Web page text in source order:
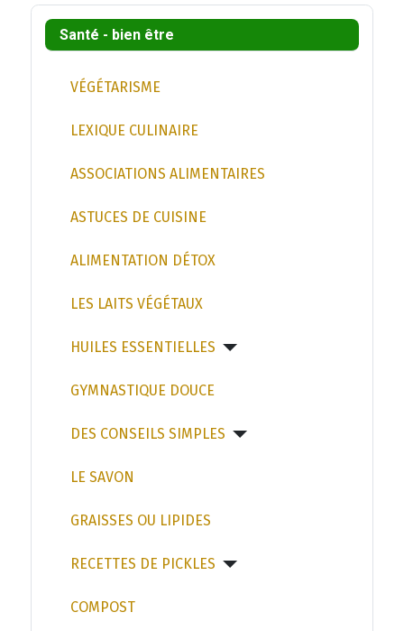
Santé - bien être
VÉGÉTARISME
LEXIQUE CULINAIRE
ASSOCIATIONS ALIMENTAIRES
ASTUCES DE CUISINE
ALIMENTATION DÉTOX
LES LAITS VÉGÉTAUX
HUILES ESSENTIELLES
GYMNASTIQUE DOUCE
DES CONSEILS SIMPLES
LE SAVON
GRAISSES OU LIPIDES
RECETTES DE PICKLES
COMPOST